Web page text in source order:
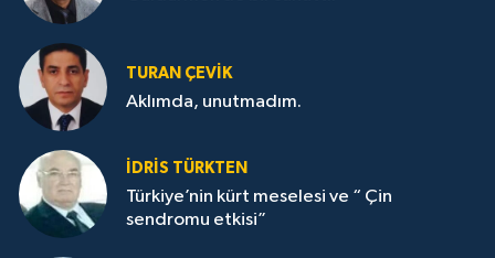
TURAN ÇEVİK
Aklımda, unutmadım.
İDRİS TÜRKTEN
Türkiye’nin kürt meselesi ve “ Çin
sendromu etkisi”